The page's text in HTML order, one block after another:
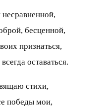
бесценной,
признаться,
оставаться.
стихи,
победы мои,